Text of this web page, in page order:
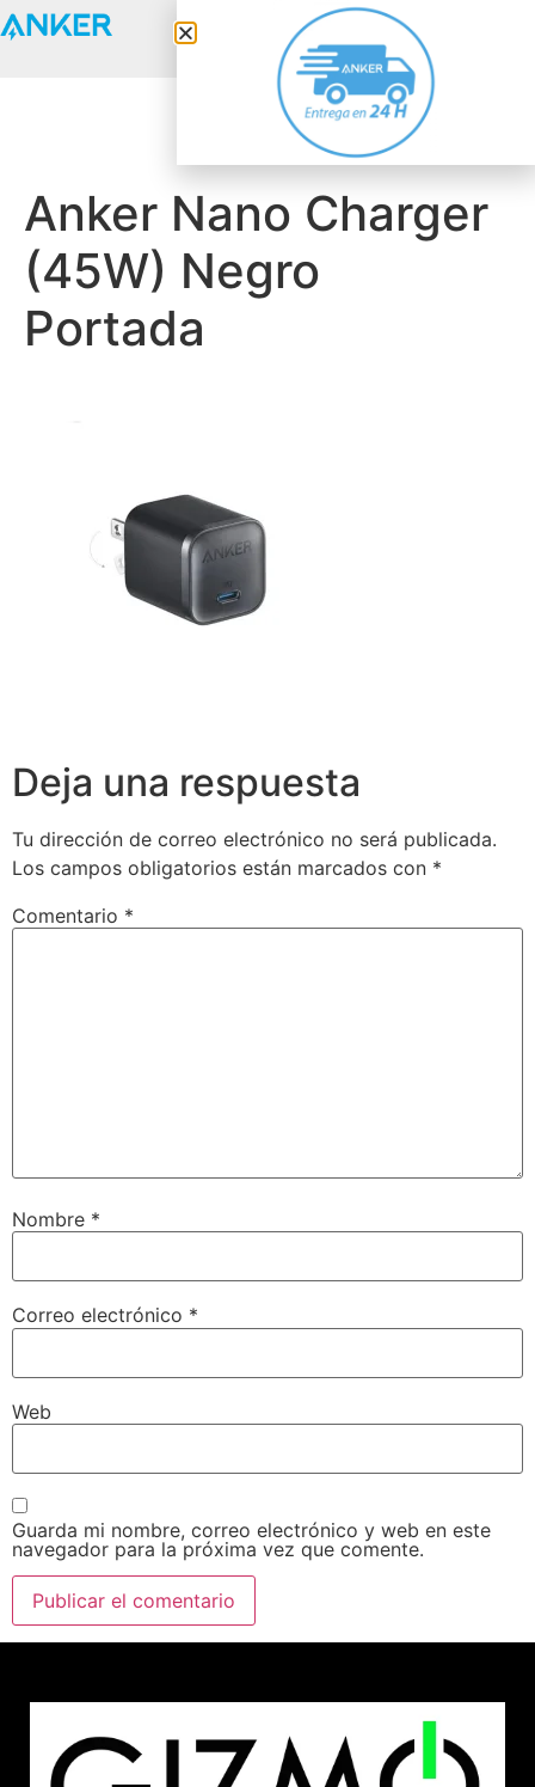
Anker Nano Charger
(45W) Negro
Portada
Deja una respuesta
Tu dirección de correo electrónico no será publicada.
Los campos obligatorios están marcados con *
Comentario *
Nombre *
Correo electrónico *
Web
Guarda mi nombre, correo electrónico y web en este
navegador para la próxima vez que comente.